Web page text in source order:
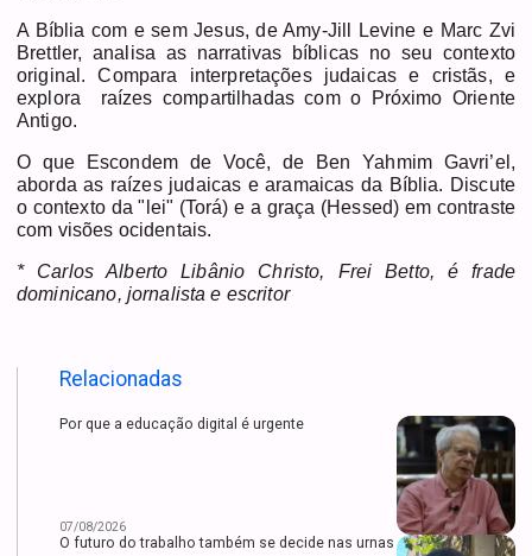
A Bíblia com e sem Jesus, de Amy-Jill Levine e Marc Zvi
Brettler, analisa as narrativas bíblicas no seu contexto
original. Compara interpretações judaicas e cristãs, e
explora raízes compartilhadas com o Próximo Oriente
Antigo.
O que Escondem de Você, de Ben Yahmim Gavri’el,
aborda as raízes judaicas e aramaicas da Bíblia. Discute
o contexto da "lei" (Torá) e a graça (Hessed) em contraste
com visões ocidentais.
* Carlos Alberto Libânio Christo, Frei Betto, é frade
dominicano, jornalista e escritor
Relacionadas
Por que a educação digital é urgente
07/08/2026
O futuro do trabalho também se decide nas urnas